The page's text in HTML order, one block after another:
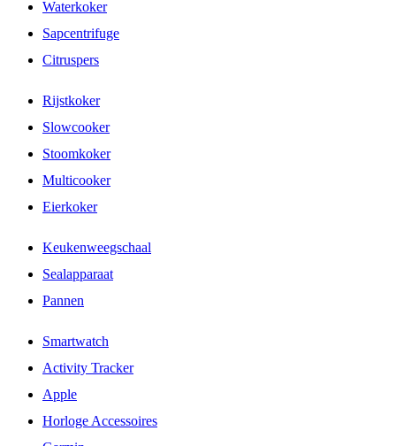
Waterkoker
Sapcentrifuge
Citruspers
Rijstkoker
Slowcooker
Stoomkoker
Multicooker
Eierkoker
Keukenweegschaal
Sealapparaat
Pannen
Smartwatch
Activity Tracker
Apple
Horloge Accessoires